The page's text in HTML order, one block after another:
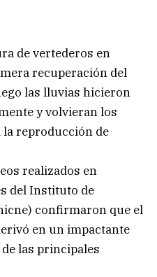
de vertederos en
recuperación del
las lluvias hicieron
y volvieran los
reproducción de
realizados en
del Instituto de
confirmaron que el
en un impactante
las principales